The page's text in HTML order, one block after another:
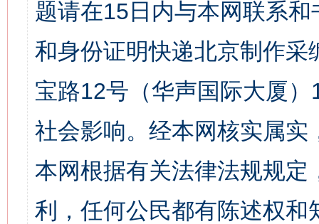
题请在15日内与本网联系
和身份证明快递北京制作
宝路12号（华声国际大厦
社会影响。经本网核实属
本网根据有关法律法规规
利，任何公民都有陈述权